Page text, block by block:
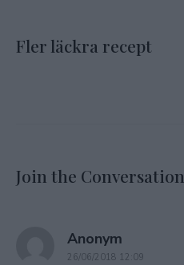
Fler läckra recept
Join the Conversation
Anonym
26/06/2018 12:09